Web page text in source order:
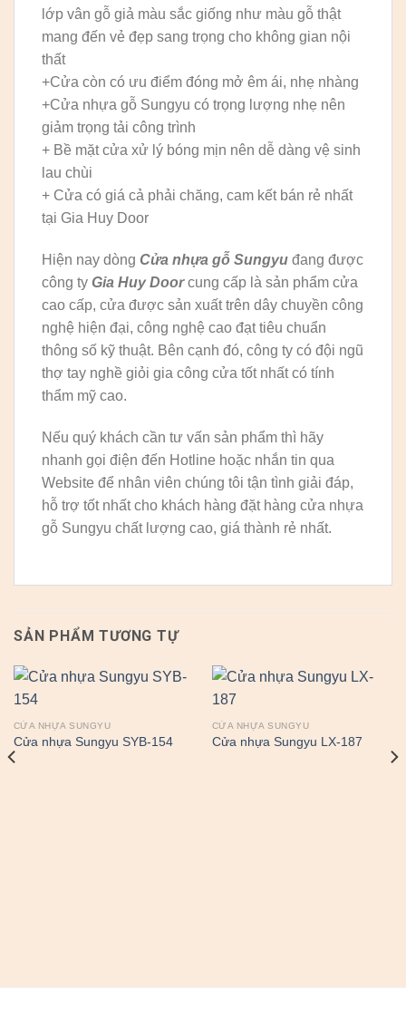
lớp vân gỗ giả màu sắc giống như màu gỗ thật
mang đến vẻ đẹp sang trọng cho không gian nội
thất
+Cửa còn có ưu điểm đóng mở êm ái, nhẹ nhàng
+Cửa nhựa gỗ Sungyu có trọng lượng nhẹ nên
giảm trọng tải công trình
+ Bề mặt cửa xử lý bóng mịn nên dễ dàng vệ sinh
lau chùi
+ Cửa có giá cả phải chăng, cam kết bán rẻ nhất
tại Gia Huy Door
Hiện nay dòng Cửa nhựa gỗ Sungyu đang được
công ty Gia Huy Doorcung cấp là sản phẩm cửa
cao cấp, cửa được sản xuất trên dây chuyền công
nghệ hiện đại, công nghệ cao đạt tiêu chuẩn
thông số kỹ thuật. Bên cạnh đó, công ty có đội ngũ
thợ tay nghề giỏi gia công cửa tốt nhất có tính
thẩm mỹ cao.
Nếu quý khách cần tư vấn sản phẩm thì hãy
nhanh gọi điện đến Hotline hoặc nhắn tin qua
Website để nhân viên chúng tôi tận tình giải đáp,
hỗ trợ tốt nhất cho khách hàng đặt hàng cửa nhựa
gỗ Sungyu chất lượng cao, giá thành rẻ nhất.
SẢN PHẨM TƯƠNG TỰ
CỬA NHỰA SUNGYU
Cửa nhựa Sungyu SYB-154
CỬA NHỰA SUNGYU
Cửa nhựa Sungyu LX-187